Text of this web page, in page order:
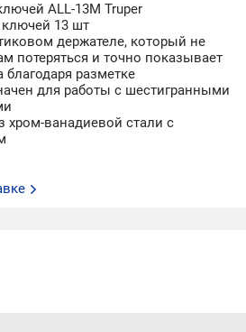
ALL-13M Truper
ключей 13 шт
держателе, который не
потеряться и точно показывает
разметке
для работы с шестигранными
ванадиевой стали с
4-4,5-5-5,5-6-8-10 мм